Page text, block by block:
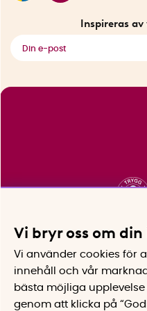
Inspireras
Vi bryr oss om
Vi använder cookies för
innehåll och vår
bästa möjliga upplevelse
genom att klicka på